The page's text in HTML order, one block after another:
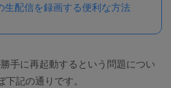
配信を録画する便利な方法
手に再起動するという問題につい
記の通りです。